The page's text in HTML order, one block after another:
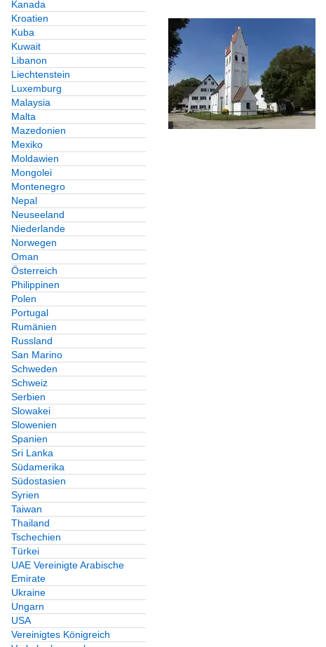
Kanada
Kroatien
Kuba
Kuwait
Libanon
Liechtenstein
Luxemburg
Malaysia
Malta
Mazedonien
Mexiko
Moldawien
Mongolei
Montenegro
Nepal
Neuseeland
Niederlande
Norwegen
Oman
Österreich
Philippinen
Polen
Portugal
Rumänien
Russland
San Marino
Schweden
Schweiz
Serbien
Slowakei
Slowenien
Spanien
Sri Lanka
Südamerika
Südostasien
Syrien
Taiwan
Thailand
Tschechien
Türkei
UAE Vereinigte Arabische
Emirate
Ukraine
Ungarn
USA
Vereinigtes Königreich